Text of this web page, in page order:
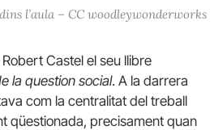
l’aula – CC woodleywonderworks
RobertCastel el seu llibre
la question social. A la darrera
com la centralitat del treball
qüestionada, precisament quan